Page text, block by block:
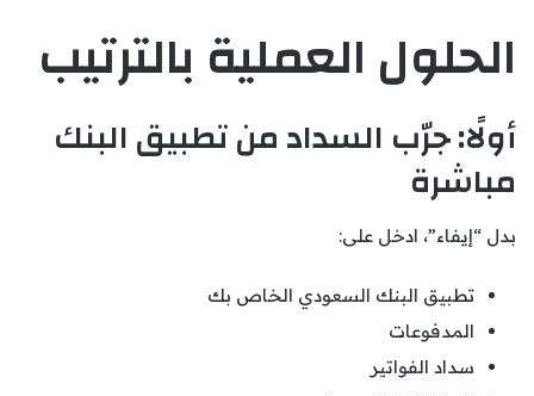
الحلول العملية بالترتيب
أولًا: جرّب السداد من تطبيق البنك
مباشرة
بدل “إيفاء”، ادخل على:
تطبيق البنك السعودي الخاص بك
المدفوعات
سداد الفواتير